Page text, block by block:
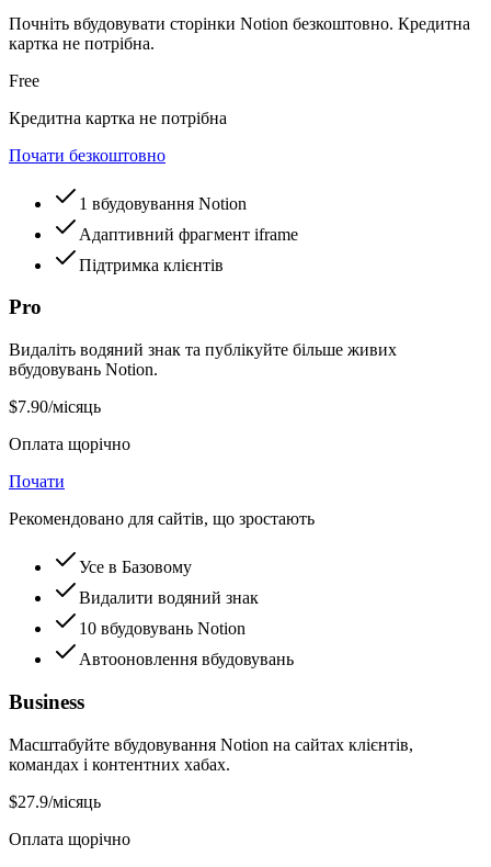
Почніть вбудовувати сторінки Notion безкоштовно. Кредитна
картка не потрібна.
Free
Кредитна картка не потрібна
Почати безкоштовно
1 вбудовування Notion
Адаптивний фрагмент iframe
Підтримка клієнтів
Pro
Видаліть водяний знак та публікуйте більше живих
вбудовувань Notion.
$7.90/місяць
Оплата щорічно
Почати
Рекомендовано для сайтів, що зростають
Усе в Базовому
Видалити водяний знак
10 вбудовувань Notion
Автооновлення вбудовувань
Business
Масштабуйте вбудовування Notion на сайтах клієнтів,
командах і контентних хабах.
$27.9/місяць
Оплата щорічно